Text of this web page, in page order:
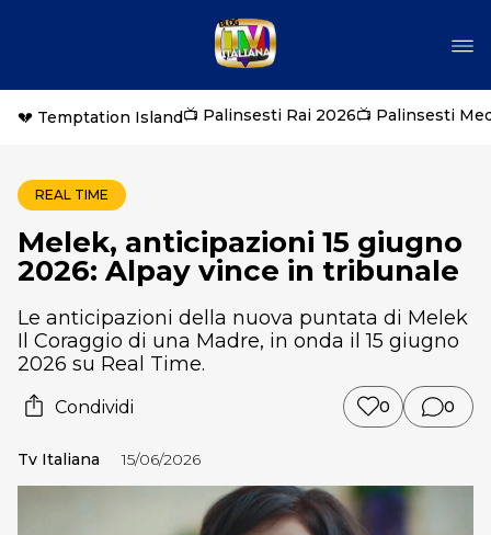
💔 Temptation Island📺 Palinsesti Rai 2026📺 Palinsesti
REAL TIME
Melek, anticipazioni 15 giugno
2026: Alpay vince in tribunale
Le anticipazioni della nuova puntata di Melek
Il Coraggio di una Madre, in onda il 15 giugno
2026 su Real Time.
Condividi 0 0
Tv Italiana 15/06/2026